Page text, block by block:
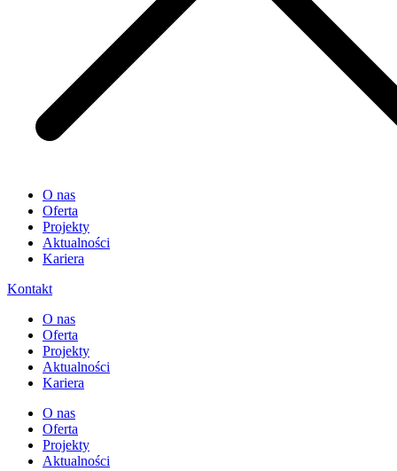
O nas
Oferta
Projekty
Aktualności
Kariera
Kontakt
O nas
Oferta
Projekty
Aktualności
Kariera
O nas
Oferta
Projekty
Aktualności